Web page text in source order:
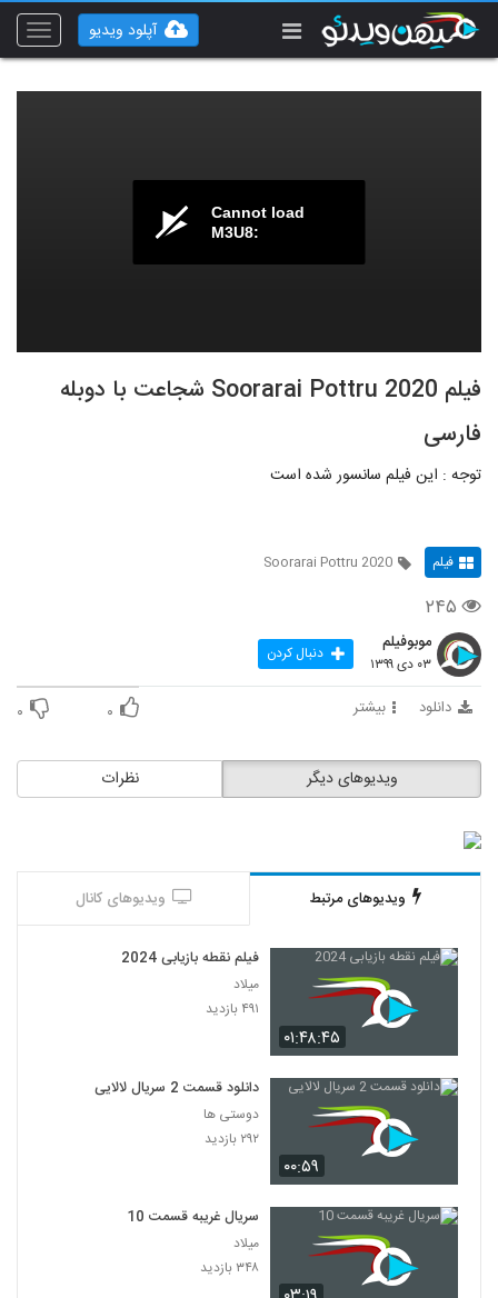
Toggle
آپلود ویدیو
Cannot load
M3U8:
فیلم Soorarai Pottru 2020 شجاعت با دوبله
فارسی
توجه : این فیلم سانسور شده است
فیلم Soorarai Pottru 2020
۲۴۵
موبوفیلم
۰۳ دی ۱۳۹۹ دنبال کردن
دانلود بیشتر ۰ ۰
نظرات ویدیوهای دیگر
ویدیوهای مرتبط ویدیوهای کانال
۰۱:۴۸:۴۵
فیلم نقطه بازیابی 2024
میلاد
۴۹۱ بازدید
۰۰:۵۹
دانلود قسمت 2 سریال لالایی
دوستی ها
۲۹۲ بازدید
سریال غریبه قسمت 10
میلاد
۳۴۸ بازدید